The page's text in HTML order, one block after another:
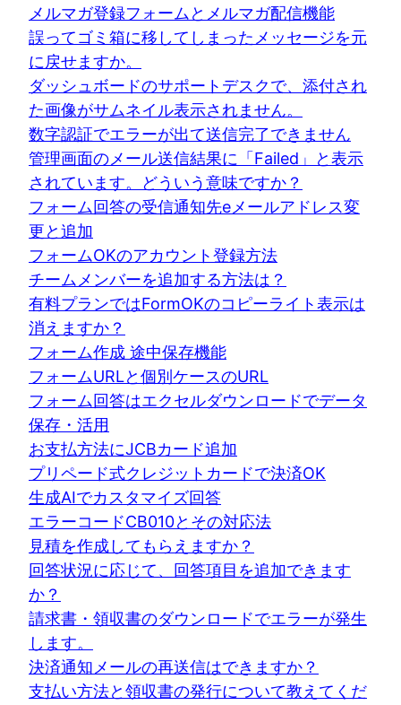
メルマガ登録フォームとメルマガ配信機能
誤ってゴミ箱に移してしまったメッセージを元
に戻せますか。
ダッシュボードのサポートデスクで、添付され
た画像がサムネイル表示されません。
数字認証でエラーが出て送信完了できません
管理画面のメール送信結果に「Failed」と表示
されています。どういう意味ですか？
フォーム回答の受信通知先eメールアドレス変
更と追加
フォームOKのアカウント登録方法
チームメンバーを追加する方法は？
有料プランではFormOKのコピーライト表示は
消えますか？
フォーム作成 途中保存機能
フォームURLと個別ケースのURL
フォーム回答はエクセルダウンロードでデータ
保存・活用
お支払方法にJCBカード追加
プリペード式クレジットカードで決済OK
生成AIでカスタマイズ回答
エラーコードCB010とその対応法
見積を作成してもらえますか？
回答状況に応じて、回答項目を追加できます
か？
請求書・領収書のダウンロードでエラーが発生
します。
決済通知メールの再送信はできますか？
支払い方法と領収書の発行について教えてくだ